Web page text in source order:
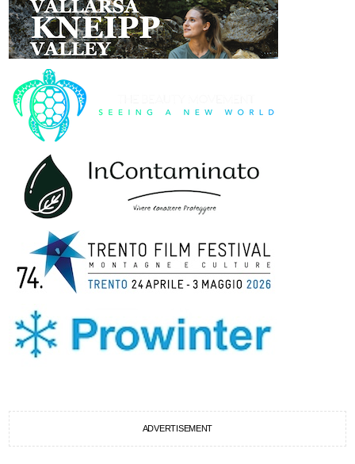
ADVERTISEMENT